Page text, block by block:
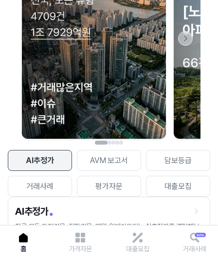
AI추정가 AVM 보고서 담보등급
거래사례 평가자문 대출모집
AI추정가
전국 모든 토지건물, 집합건물, 매월 업데이트되는 AI추정가를 경험해보
세요.
네이버 지도 연결 안내
현재 네이버 지도 연결이 원활하지 않아 지도를 불러올 수 없습니다.
이용에 불편을 드려 죄송합니다.
다시 시도
홈 가격자문 대출모집 거래사례